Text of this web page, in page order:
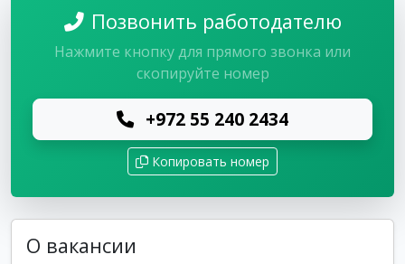
Позвонить работодателю
Нажмите кнопку для прямого звонка или
скопируйте номер
+972 55 240 2434
Копировать номер
О вакансии